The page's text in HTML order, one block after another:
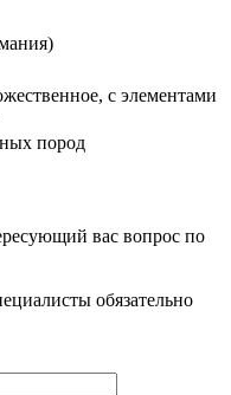
с элементами
пород
вас вопрос по
обязательно